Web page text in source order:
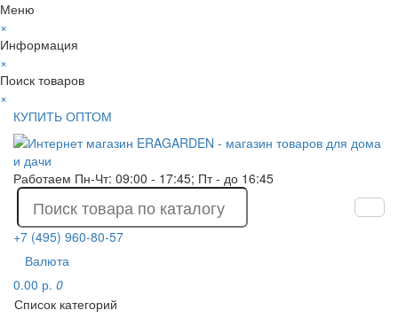
Меню
×
Информация
×
Поиск товаров
×
КУПИТЬ ОПТОМ
Работаем Пн-Чт: 09:00 - 17:45; Пт - до 16:45
+7 (495) 960-80-57
Валюта
0.00 р. 0
Список категорий